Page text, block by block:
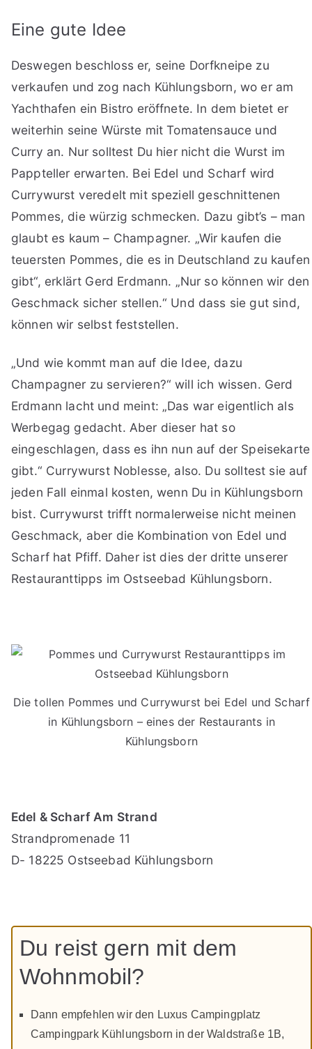
Eine gute Idee
Deswegen beschloss er, seine Dorfkneipe zu
verkaufen und zog nach Kühlungsborn, wo er am
Yachthafen ein Bistro eröffnete. In dem bietet er
weiterhin seine Würste mit Tomatensauce und
Curry an. Nur solltest Du hier nicht die Wurst im
Pappteller erwarten. Bei Edel und Scharf wird
Currywurst veredelt mit speziell geschnittenen
Pommes, die würzig schmecken. Dazu gibt’s – man
glaubt es kaum – Champagner. „Wir kaufen die
teuersten Pommes, die es in Deutschland zu kaufen
gibt“, erklärt Gerd Erdmann. „Nur so können wir den
Geschmack sicher stellen.“ Und dass sie gut sind,
können wir selbst feststellen.
„Und wie kommt man auf die Idee, dazu
Champagner zu servieren?“ will ich wissen. Gerd
Erdmann lacht und meint: „Das war eigentlich als
Werbegag gedacht. Aber dieser hat so
eingeschlagen, dass es ihn nun auf der Speisekarte
gibt.“ Currywurst Noblesse, also. Du solltest sie auf
jeden Fall einmal kosten, wenn Du in Kühlungsborn
bist. Currywurst trifft normalerweise nicht meinen
Geschmack, aber die Kombination von Edel und
Scharf hat Pfiff. Daher ist dies der dritte unserer
Restauranttipps im Ostseebad Kühlungsborn.
Die tollen Pommes und Currywurst bei Edel und Scharf
in Kühlungsborn – eines der Restaurants in
Kühlungsborn
Edel & Scharf Am Strand
Strandpromenade 11
D- 18225 Ostseebad Kühlungsborn
Du reist gern mit dem
Wohnmobil?
Dann empfehlen wir den Luxus Campingplatz
Campingpark Kühlungsborn in der Waldstraße 1B,